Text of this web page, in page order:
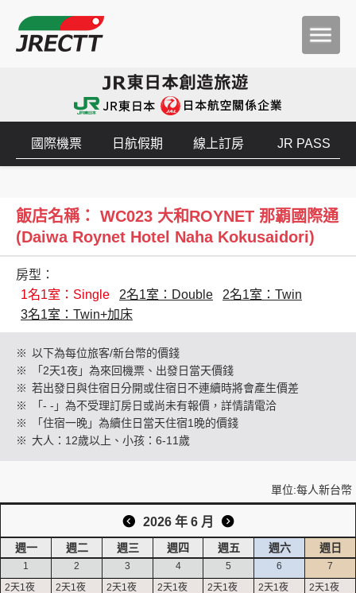
創造旅遊
國際機票 日航假期 線上訂房 JR PASS
飯店名稱： WC023 大和ROYNET 那覇國際通
(Daiwa Roynet Hotel Naha Kokusaidori)
房型：
1名1室：Single
2名1室：Double
2名1室：Twin
3名1室：Twin+加床
※ 以下為每位旅客/新台幣的價錢
※
「2天1夜」為來回機票、出發日當天價錢
※ 若出發日與住宿日分開或住宿日不連續時將會產生價差
※
「- -」為不受理訂房日或尚未有報價，詳情請電洽
※
「住宿一晚」為續住日當天住宿1晚的價錢
※ 大人：12歲以上、小孩：6-11歲
單位:每人新台幣
2026 年 6 月
週一 週二 週三 週四 週五 週六 週日
1 2 3 4 5 6 7